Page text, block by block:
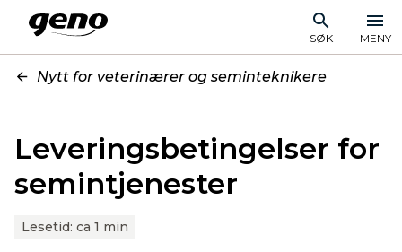
SØK MENY
Nytt for veterinærer og seminteknikere
Leveringsbetingelser for
semintjenester
Lesetid: ca 1 min